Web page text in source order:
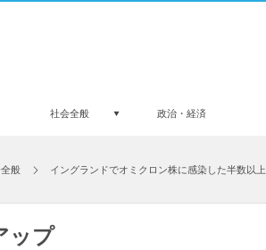
社会全般 政治・経済
般 イングランドでオミクロン株に感染した半数以
ップ